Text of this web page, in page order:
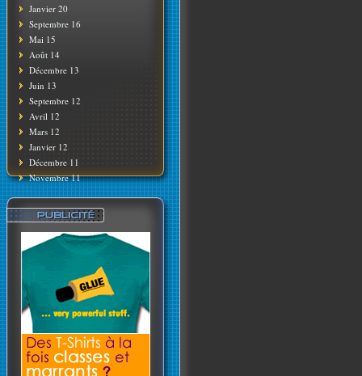
Janvier 20
Septembre 16
Mai 15
Août 14
Décembre 13
Juin 13
Septembre 12
Avril 12
Mars 12
Janvier 12
Décembre 11
Novembre 11